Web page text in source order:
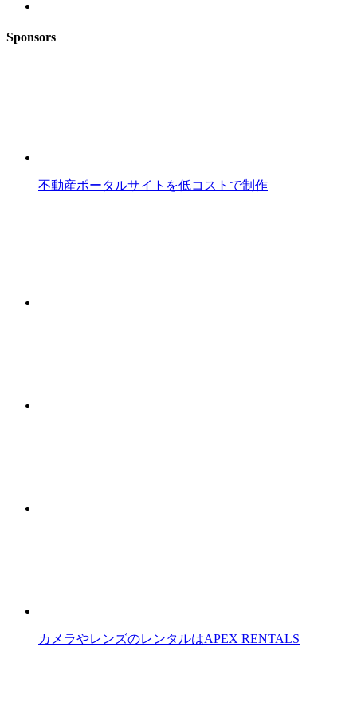
Sponsors
不動産ポータルサイトを低コストで制作
カメラやレンズのレンタルはAPEX RENTALS